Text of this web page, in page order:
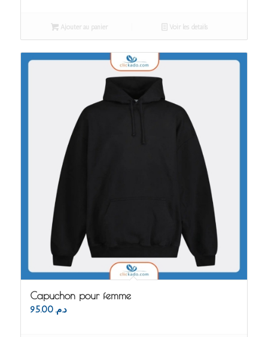
Ajouter au panier Voir les détails
Capuchon pour femme
د.م. 95.00